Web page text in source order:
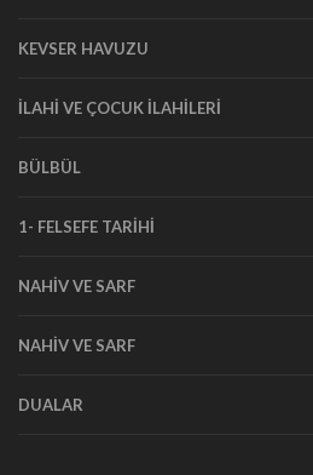
KEVSER HAVUZU
İLAHİ VE ÇOCUK İLAHİLERİ
BÜLBÜL
1- FELSEFE TARİHİ
NAHİV VE SARF
NAHİV VE SARF
DUALAR